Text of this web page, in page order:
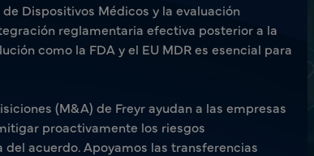
Dispositivos Médicos y la evaluación
reglamentaria efectiva posterior a la
como la FDA y el EU MDR es esencial para
(M&A) de Freyr ayudan a las empresas
proactivamente los riesgos
acuerdo. Apoyamos las transferencias